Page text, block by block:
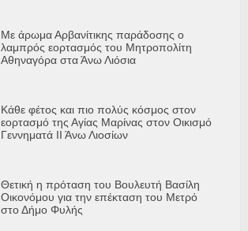
Με άρωμα Αρβανίτικης παράδοσης ο
λαμπρός εορτασμός του Μητροπολίτη
Αθηναγόρα στα Άνω Λιόσια
Κάθε φέτος και πιο πολύς κόσμος στον
εορτασμό της Αγίας Μαρίνας στον Οικισμό
Γεννηματά ΙΙ Άνω Λιοσίων
Θετική η πρόταση του Βουλευτή Βασίλη
Οικονόμου για την επέκταση του Μετρό
στο Δήμο Φυλής